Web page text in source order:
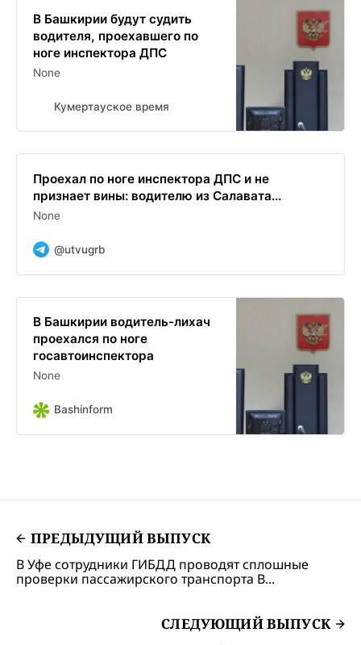
В Башкирии будут судить
водителя, проехавшего по
ноге инспектора ДПС
None
Кумертауское время
Проехал по ноге инспектора ДПС и не
признает вины: водителю из Салавата...
None
@utvugrb
В Башкирии водитель-лихач
проехался по ноге
госавтоинспектора
None
Bashinform
ПРЕДЫДУЩИЙ ВЫПУСК
В Уфе сотрудники ГИБДД проводят сплошные
проверки пассажирского транспорта В...
СЛЕДУЮЩИЙ ВЫПУСК